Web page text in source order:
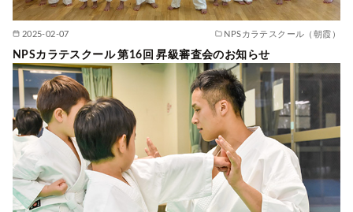
2025-02-07 NPSカラテスクール（朝霞）
NPSカラテスクール 第16回 昇級審査会のお知らせ